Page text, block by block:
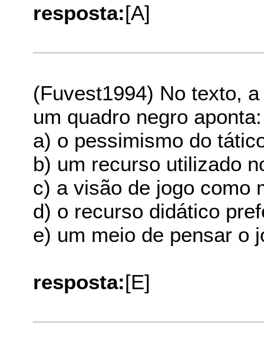
resposta:[A]
(Fuvest1994) No texto,
um quadro negro aponta:
a) o pessimismo do
b) um recurso utilizado
c) a visão de jogo como
d) o recurso didático
e) um meio de pensar o
resposta:[E]